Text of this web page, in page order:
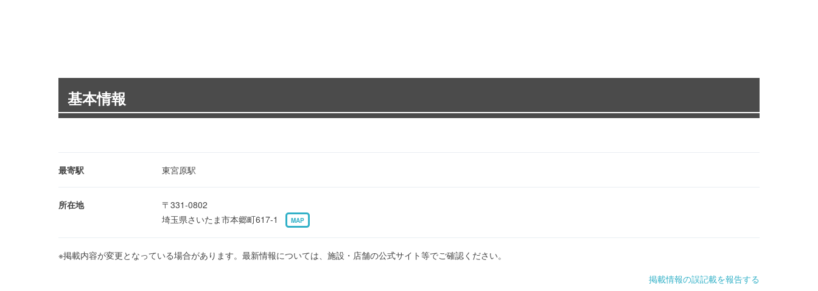
基本情報
最寄駅 東宮原駅
所在地
〒331-0802
埼玉県さいたま市本郷町617-1
MAP
※掲載内容が変更となっている場合があります。最新情報については、施設・店舗の公式サイト等でご確認ください。
掲載情報の誤記載を報告する